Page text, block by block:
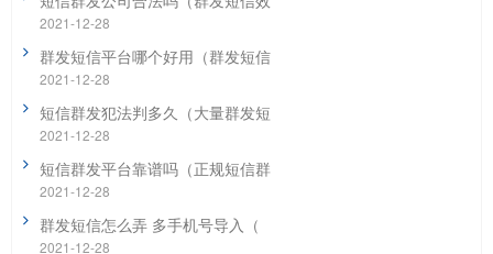
2021-12-28
群发短信平台哪个好用（群发短信
2021-12-28
短信群发犯法判多久（大量群发短
2021-12-28
短信群发平台靠谱吗（正规短信群
2021-12-28
群发短信怎么弄 多手机号导入（
2021-12-28